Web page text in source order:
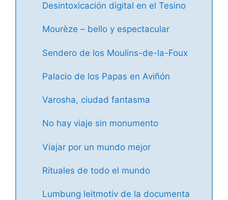
Desintoxicación digital en el Tesino
Mourèze – bello y espectacular
Sendero de los Moulins-de-la-Foux
Palacio de los Papas en Aviñón
Varosha, ciudad fantasma
No hay viaje sin monumento
Viajar por un mundo mejor
Rituales de todo el mundo
Lumbung leitmotiv de la documenta